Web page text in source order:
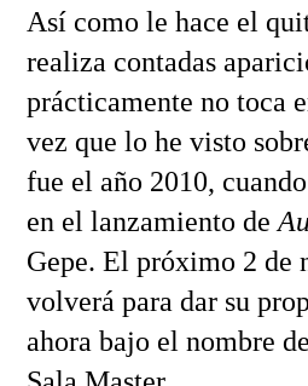
Así como le hace el
realiza contadas
prácticamente no toca
vez que lo he visto
fue el año 2010,
en el lanzamiento de
Gepe. El próximo 2 de
volverá para dar su
ahora bajo el nombre